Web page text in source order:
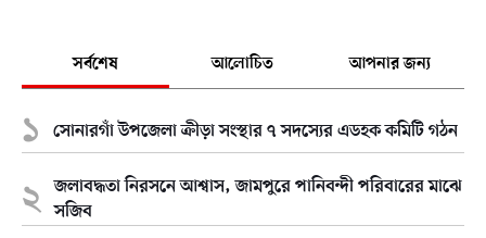
সর্বশেষ আলোচিত আপনার জন্য
সোনারগাঁ উপজেলা ক্রীড়া সংস্থার ৭ সদস্যের এডহক কমিটি গঠন
জলাবদ্ধতা নিরসনে আশ্বাস, জামপুরে পানিবন্দী পরিবারের মাঝে
সজিব